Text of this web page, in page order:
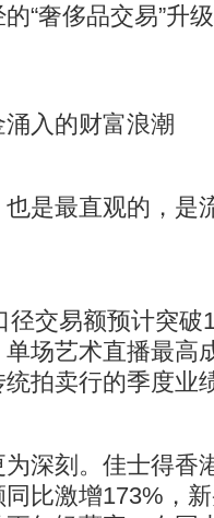
“奢侈品交易”升
入的财富浪潮
是最直观的，是
径交易额预计突破
单场艺术直播最
拍卖行的季度业
深刻。佳士得香
比激增173%，